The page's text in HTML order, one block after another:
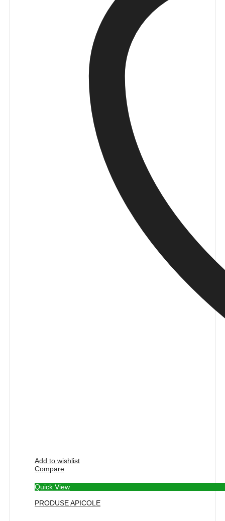
Add to wishlist
Compare
Quick View
PRODUSE APICOLE